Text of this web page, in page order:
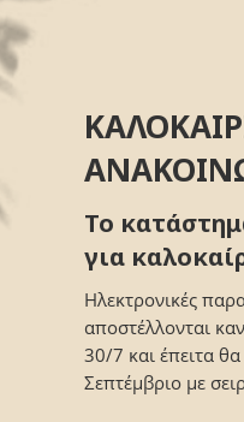
Το
για
Ηλεκτρονικές
αποστέλλονται
30/7 και έπειτα
Σεπτέμβριο με